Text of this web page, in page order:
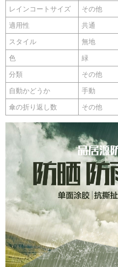
レインコートサイズ その他
適用性 共通
スタイル 無地
色 緑
分類 その他
自動かどうか 手動
傘の折り返し数 その他